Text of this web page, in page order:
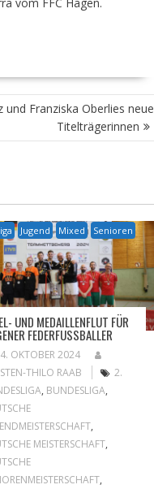
und Franziska Oberlies neue
Titelträgerinnen
Jugend Mixed Senioren
UND MEDAILLENFLUT FÜR
FEDERFUSSBALLER
OKTOBER 2024
THILO RAAB
2.
, BUNDESLIGA,
,
MEISTERSCHAFT,
,